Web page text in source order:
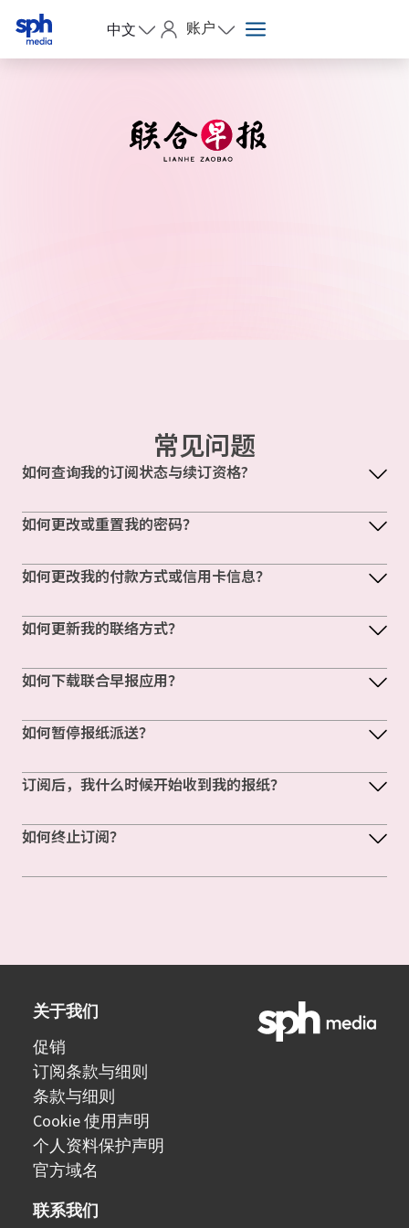
中文 账户
常见问题
如何查询我的订阅状态与续订资格?
如何更改或重置我的密码？
如何更改我的付款方式或信用卡信息？
如何更新我的联络方式？
如何下载联合早报应用？
如何暂停报纸派送？
订阅后，我什么时候开始收到我的报纸？
如何终止订阅？
关于我们
促销
订阅条款与细则
条款与细则
Cookie 使用声明
个人资料保护声明
官方域名
联系我们